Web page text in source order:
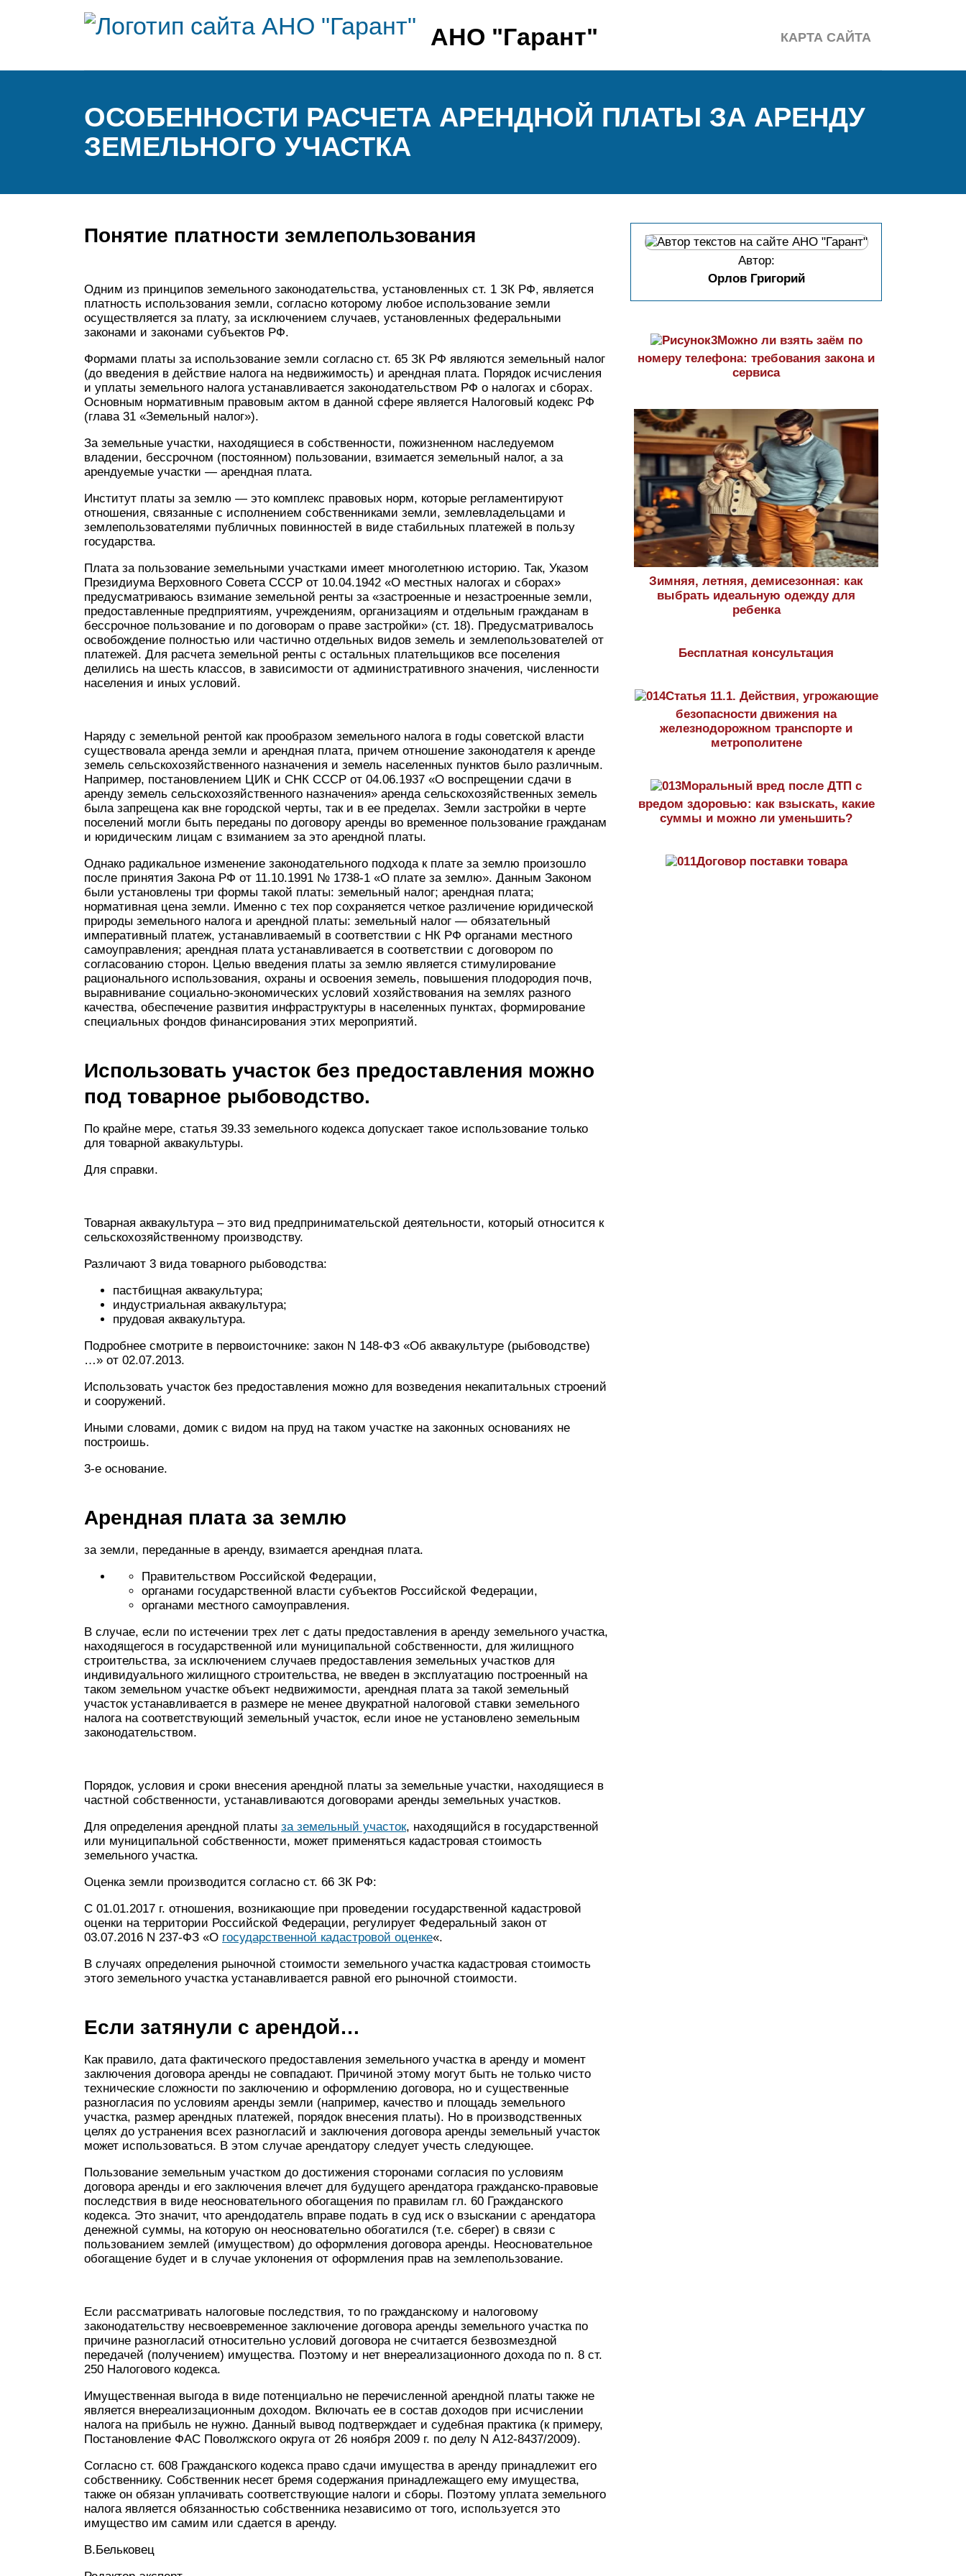
АНО "Гарант" КАРТА САЙТА
ОСОБЕННОСТИ РАСЧЕТА АРЕНДНОЙ ПЛАТЫ ЗА АРЕНДУ
ЗЕМЕЛЬНОГО УЧАСТКА
Понятие платности землепользования
Одним из принципов земельного законодательства, установленных ст. 1 ЗК РФ, является
платность использования земли, согласно которому любое использование земли
осуществляется за плату, за исключением случаев, установленных федеральными
законами и законами субъектов РФ.
Формами платы за использование земли согласно ст. 65 ЗК РФ являются земельный налог
(до введения в действие налога на недвижимость) и арендная плата. Порядок исчисления
и уплаты земельного налога устанавливается законодательством РФ о налогах и сборах.
Основным нормативным правовым актом в данной сфере является Налоговый кодекс РФ
(глава 31 «Земельный налог»).
За земельные участки, находящиеся в собственности, пожизненном наследуемом
владении, бессрочном (постоянном) пользовании, взимается земельный налог, а за
арендуемые участки — арендная плата.
Институт платы за землю — это комплекс правовых норм, которые регламентируют
отношения, связанные с исполнением собственниками земли, землевладельцами и
землепользователями публичных повинностей в виде стабильных платежей в пользу
государства.
Плата за пользование земельными участками имеет многолетнюю историю. Так, Указом
Президиума Верховного Совета СССР от 10.04.1942 «О местных налогах и сборах»
предусматриваюсь взимание земельной ренты за «застроенные и незастроенные земли,
предоставленные предприятиям, учреждениям, организациям и отдельным гражданам в
бессрочное пользование и по договорам о праве застройки» (ст. 18). Предусматривалось
освобождение полностью или частично отдельных видов земель и землепользователей от
платежей. Для расчета земельной ренты с остальных плательщиков все поселения
делились на шесть классов, в зависимости от административного значения, численности
населения и иных условий.
Наряду с земельной рентой как прообразом земельного налога в годы советской власти
существовала аренда земли и арендная плата, причем отношение законодателя к аренде
земель сельскохозяйственного назначения и земель населенных пунктов было различным.
Например, постановлением ЦИК и СНК СССР от 04.06.1937 «О воспрещении сдачи в
аренду земель сельскохозяйственного назначения» аренда сельскохозяйственных земель
была запрещена как вне городской черты, так и в ее пределах. Земли застройки в черте
поселений могли быть переданы по договору аренды во временное пользование гражданам
и юридическим лицам с взиманием за это арендной платы.
Однако радикальное изменение законодательного подхода к плате за землю произошло
после принятия Закона РФ от 11.10.1991 № 1738-1 «О плате за землю». Данным Законом
были установлены три формы такой платы: земельный налог; арендная плата;
нормативная цена земли. Именно с тех пор сохраняется четкое различение юридической
природы земельного налога и арендной платы: земельный налог — обязательный
императивный платеж, устанавливаемый в соответствии с НК РФ органами местного
самоуправления; арендная плата устанавливается в соответствии с договором по
согласованию сторон. Целью введения платы за землю является стимулирование
рационального использования, охраны и освоения земель, повышения плодородия почв,
выравнивание социально-экономических условий хозяйствования на землях разного
качества, обеспечение развития инфраструктуры в населенных пунктах, формирование
специальных фондов финансирования этих мероприятий.
Использовать участок без предоставления можно
под товарное рыбоводство.
По крайне мере, статья 39.33 земельного кодекса допускает такое использование только
для товарной аквакультуры.
Для справки.
Товарная аквакультура – это вид предпринимательской деятельности, который относится к
сельскохозяйственному производству.
Различают 3 вида товарного рыбоводства:
пастбищная аквакультура;
индустриальная аквакультура;
прудовая аквакультура.
Подробнее смотрите в первоисточнике: закон N 148-ФЗ «Об аквакультуре (рыбоводстве)
…» от 02.07.2013.
Использовать участок без предоставления можно для возведения некапитальных строений
и сооружений.
Иными словами, домик с видом на пруд на таком участке на законных основаниях не
построишь.
3-е основание.
Арендная плата за землю
за земли, переданные в аренду, взимается арендная плата.
Правительством Российской Федерации,
органами государственной власти субъектов Российской Федерации,
органами местного самоуправления.
В случае, если по истечении трех лет с даты предоставления в аренду земельного участка,
находящегося в государственной или муниципальной собственности, для жилищного
строительства, за исключением случаев предоставления земельных участков для
индивидуального жилищного строительства, не введен в эксплуатацию построенный на
таком земельном участке объект недвижимости, арендная плата за такой земельный
участок устанавливается в размере не менее двукратной налоговой ставки земельного
налога на соответствующий земельный участок, если иное не установлено земельным
законодательством.
Порядок, условия и сроки внесения арендной платы за земельные участки, находящиеся в
частной собственности, устанавливаются договорами аренды земельных участков.
Для определения арендной платы за земельный участок, находящийся в государственной
или муниципальной собственности, может применяться кадастровая стоимость
земельного участка.
Оценка земли производится согласно ст. 66 ЗК РФ:
С 01.01.2017 г. отношения, возникающие при проведении государственной кадастровой
оценки на территории Российской Федерации, регулирует Федеральный закон от
03.07.2016 N 237-ФЗ «О государственной кадастровой оценке«.
В случаях определения рыночной стоимости земельного участка кадастровая стоимость
этого земельного участка устанавливается равной его рыночной стоимости.
Если затянули с арендой…
Как правило, дата фактического предоставления земельного участка в аренду и момент
заключения договора аренды не совпадают. Причиной этому могут быть не только чисто
технические сложности по заключению и оформлению договора, но и существенные
разногласия по условиям аренды земли (например, качество и площадь земельного
участка, размер арендных платежей, порядок внесения платы). Но в производственных
целях до устранения всех разногласий и заключения договора аренды земельный участок
может использоваться. В этом случае арендатору следует учесть следующее.
Пользование земельным участком до достижения сторонами согласия по условиям
договора аренды и его заключения влечет для будущего арендатора гражданско-правовые
последствия в виде неосновательного обогащения по правилам гл. 60 Гражданского
кодекса. Это значит, что арендодатель вправе подать в суд иск о взыскании с арендатора
денежной суммы, на которую он неосновательно обогатился (т.е. сберег) в связи с
пользованием землей (имуществом) до оформления договора аренды. Неосновательное
обогащение будет и в случае уклонения от оформления прав на землепользование.
Если рассматривать налоговые последствия, то по гражданскому и налоговому
законодательству несвоевременное заключение договора аренды земельного участка по
причине разногласий относительно условий договора не считается безвозмездной
передачей (получением) имущества. Поэтому и нет внереализационного дохода по п. 8 ст.
250 Налогового кодекса.
Имущественная выгода в виде потенциально не перечисленной арендной платы также не
является внереализационным доходом. Включать ее в состав доходов при исчислении
налога на прибыль не нужно. Данный вывод подтверждает и судебная практика (к примеру,
Постановление ФАС Поволжского округа от 26 ноября 2009 г. по делу N А12-8437/2009).
Согласно ст. 608 Гражданского кодекса право сдачи имущества в аренду принадлежит его
собственнику. Собственник несет бремя содержания принадлежащего ему имущества,
также он обязан уплачивать соответствующие налоги и сборы. Поэтому уплата земельного
налога является обязанностью собственника независимо от того, используется это
имущество им самим или сдается в аренду.
В.Бельковец
Автор:
Орлов Григорий
Можно ли взять заём по
номеру телефона: требования закона и
сервиса
Зимняя, летняя, демисезонная: как
выбрать идеальную одежду для
ребенка
Бесплатная консультация
Статья 11.1. Действия, угрожающие
безопасности движения на
железнодорожном транспорте и
метрополитене
Моральный вред после ДТП с
вредом здоровью: как взыскать, какие
суммы и можно ли уменьшить?
Договор поставки товара